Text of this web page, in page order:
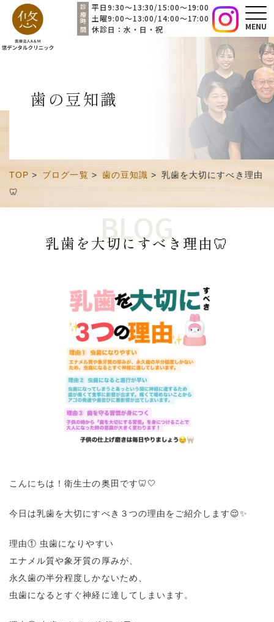
診療時間 平日9:30～13:30/15:00～19:00
土曜9:00～13:00/14:00～17:00
休診日：水・日・祝
MENU
歯の豆知識
TOP > ブログ一覧 > 歯の豆知識 > 乳歯を大切にすべき理由
🦷
BLOG
乳歯を大切にすべき理由🦷
こんにちは！衛生士の奥田です🦷🤍
今日は乳歯を大切にすべき３つの理由をご紹介します😌✨
理由① 虫歯になりやすい
エナメル質や象牙質の厚みが、
永久歯の半分程度しかないため、
虫歯になるとすぐ神経に達してしまいます。